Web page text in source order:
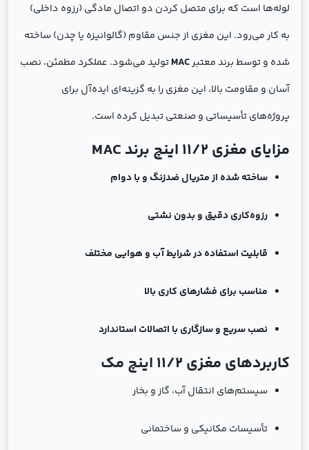
لوله‌ها است که برای متصل کردن دو اتصال مادگی (رزوه داخلی)
به کار می‌رود. این مغزی از جنس مقاوم (گالوانیزه یا چدن) ساخته
شده و توسط برند معتبرMACتولید می‌شود. عملکرد مطمئن، نصب
آسان و مقاومت بالا، این مغزی را به گزینه‌ای ایده‌آل برای
پروژه‌های تأسیساتی و صنعتی تبدیل کرده است.
مزایای مغزی ۱۱/۲ اینچ برند MAC
ساخته شده از متریال ضدزنگ و با دوام
رزوه‌کاری دقیق و بدون نشتی
قابلیت استفاده در شرایط آب و هوایی مختلف
مناسب برای فشارهای کاری بالا
نصب سریع و سازگاری با اتصالات استاندارد
کاربردهای مغزی ۱۱/۲ اینچ مک
سیستم‌های انتقال آب، گاز و بخار
تأسیسات مکانیکی و ساختمانی